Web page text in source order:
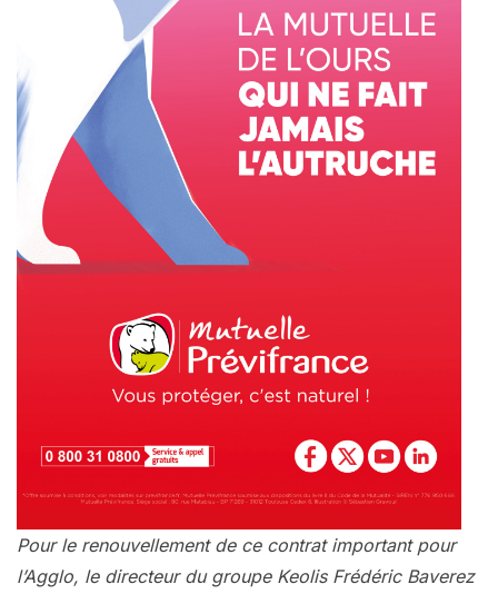
Pour le renouvellement de ce contrat important pour
l’Agglo, le directeur du groupe Keolis Frédéric Baverez